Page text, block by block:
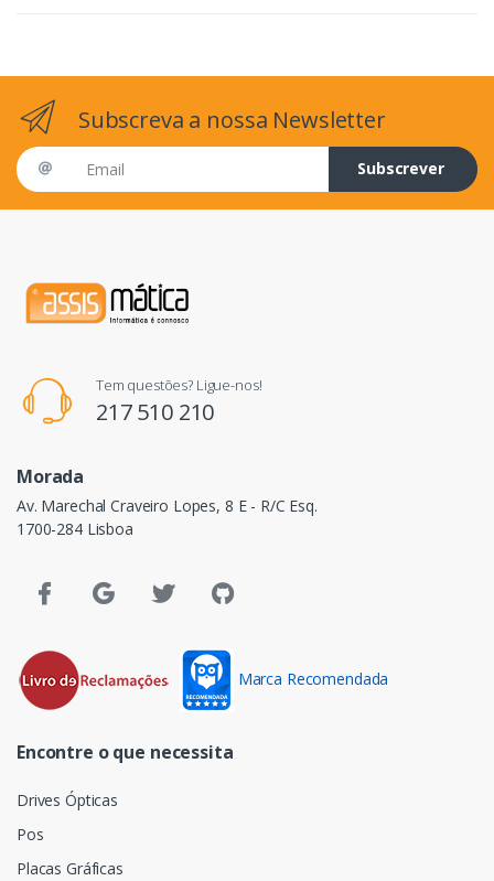
Subscreva a nossa Newsletter
Email address
Subscrever
Tem questões? Ligue-nos!
217 510 210
Morada
Av. Marechal Craveiro Lopes, 8 E - R/C Esq.
1700-284 Lisboa
Marca Recomendada
Encontre o que necessita
Drives Ópticas
Pos
Placas Gráficas